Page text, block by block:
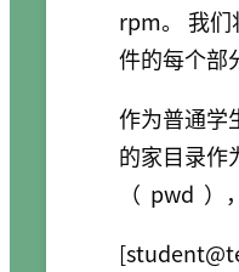
rpm。 我们
件的每个部
作为普通学
的家目录作
（ pwd ）